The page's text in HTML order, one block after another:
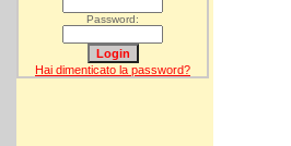
Password:
Hai dimenticato la password?